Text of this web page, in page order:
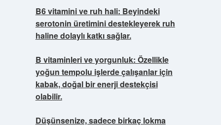
B6 vitamini ve ruh hali: Beyindeki
serotonin üretimini destekleyerek ruh
haline dolaylı katkı sağlar.
B vitaminleri ve yorgunluk: Özellikle
yoğun tempolu işlerde çalışanlar için
kabak, doğal bir enerji destekçisi
olabilir.
Düşünsenize, sadece birkaç lokma